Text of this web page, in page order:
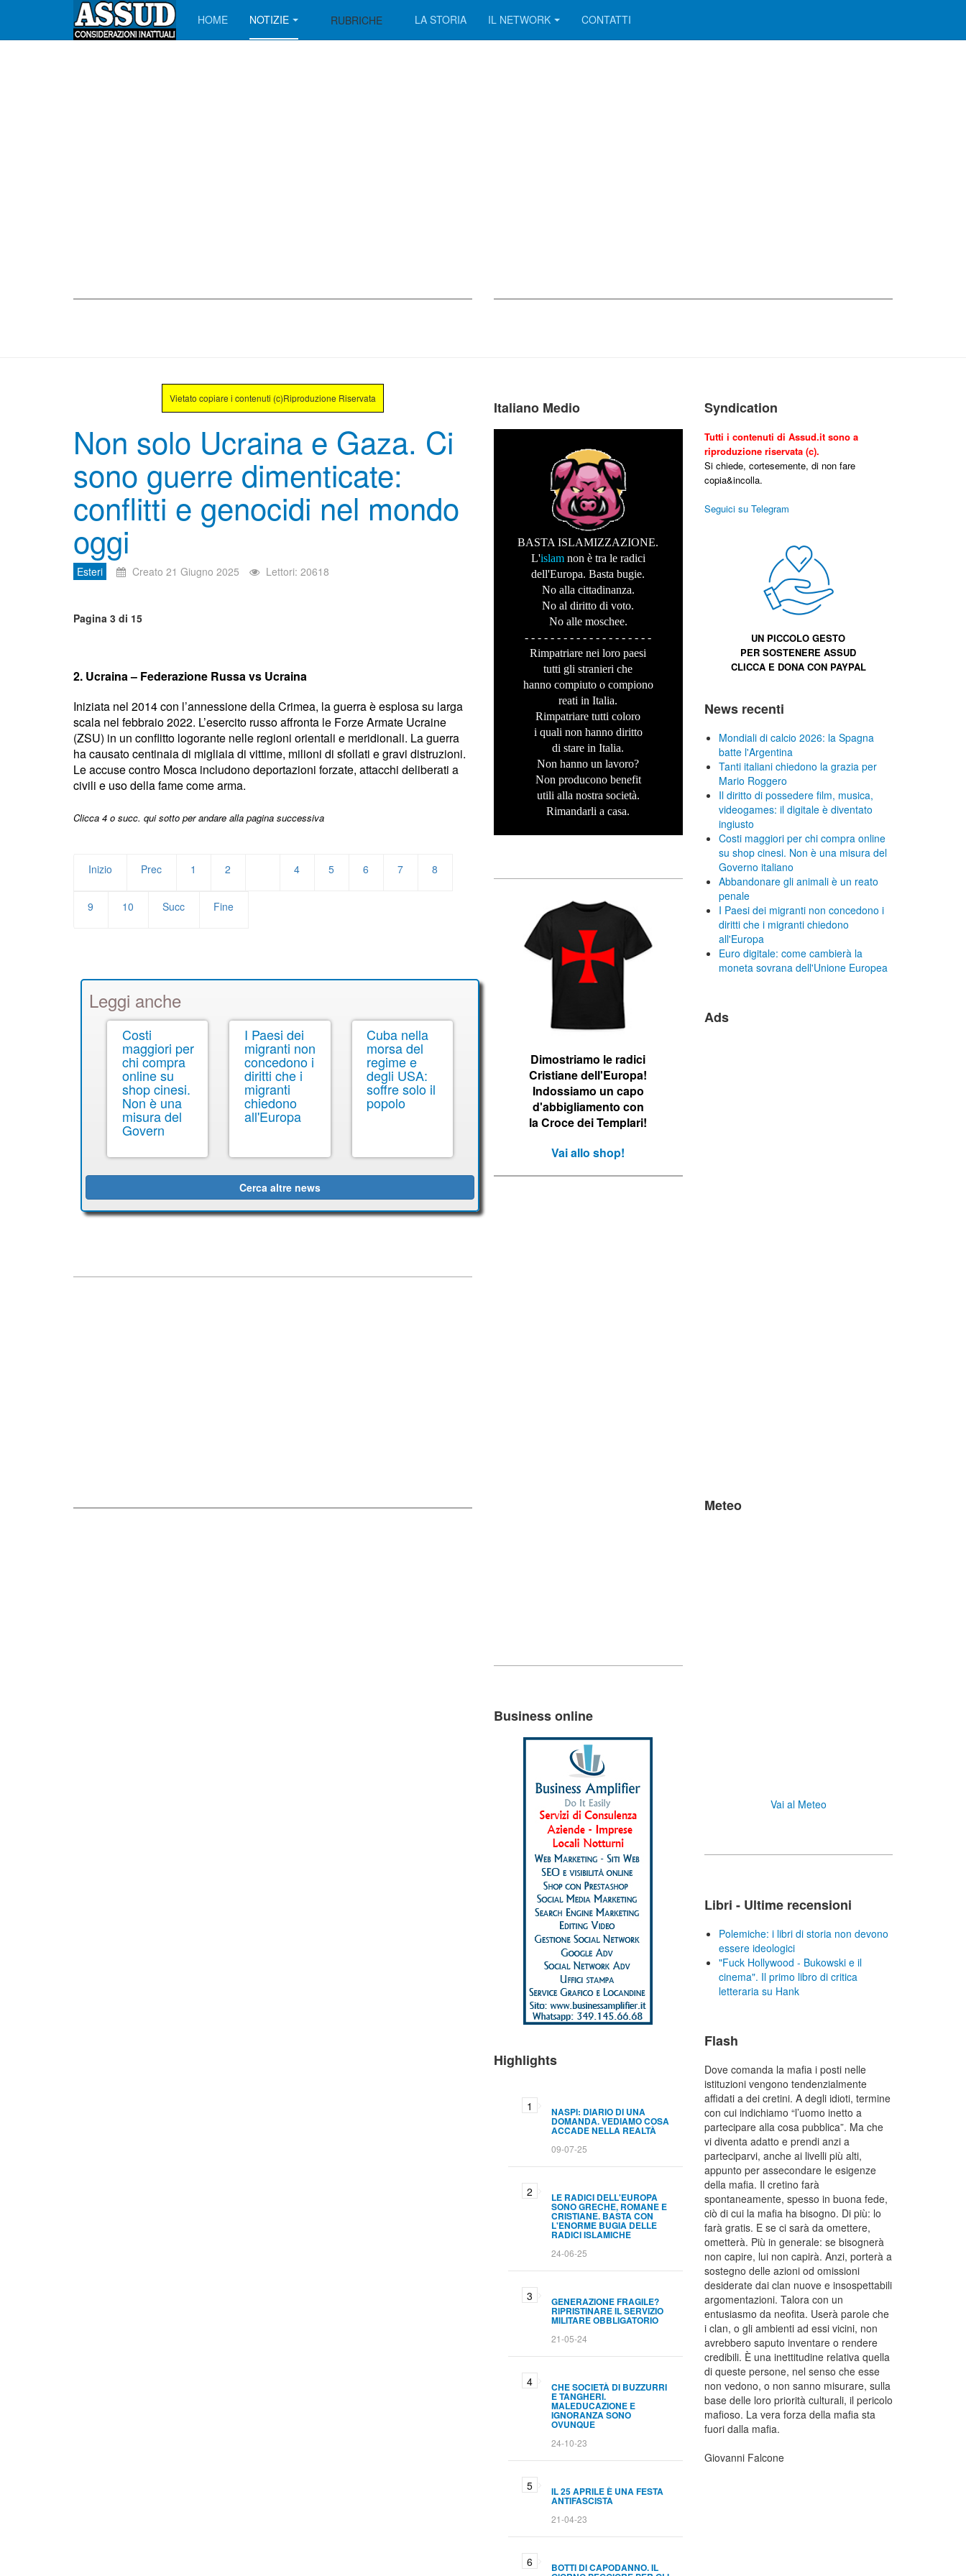
HOME NOTIZIE RUBRICHE LA STORIA IL NETWORK CONTATTI
Vietato copiare i contenuti (c)Riproduzione Riservata
Non solo Ucraina e Gaza. Ci
sono guerre dimenticate:
conflitti e genocidi nel mondo
oggi
Esteri Creato 21 Giugno 2025 Lettori: 20618
Pagina 3 di 15
2. Ucraina – Federazione Russa vs Ucraina
Iniziata nel 2014 con l’annessione della Crimea, la guerra è esplosa su larga
scala nel febbraio 2022. L’esercito russo affronta le Forze Armate Ucraine
(ZSU) in un conflitto logorante nelle regioni orientali e meridionali. La guerra
ha causato centinaia di migliaia di vittime, milioni di sfollati e gravi distruzioni.
Le accuse contro Mosca includono deportazioni forzate, attacchi deliberati a
civili e uso della fame come arma.
Clicca 4 o succ. qui sotto per andare alla pagina successiva
Inizio Prec 1 2 4 5 6 7 8
9 10 Succ Fine
Leggi anche
Costi
maggiori per
chi compra
online su
shop cinesi.
Non è una
misura del
Govern
I Paesi dei
migranti non
concedono i
diritti che i
migranti
chiedono
all'Europa
Cuba nella
morsa del
regime e
degli USA:
soffre solo il
popolo
Cerca altre news
Italiano Medio
BASTA ISLAMIZZAZIONE.
L'islam non è tra le radici
dell'Europa. Basta bugie.
No alla cittadinanza.
No al diritto di voto.
No alle moschee.
- - - - - - - - - - - - - - - - - - - -
Rimpatriare nei loro paesi
tutti gli stranieri che
hanno compiuto o compiono
reati in Italia.
Rimpatriare tutti coloro
i quali non hanno diritto
di stare in Italia.
Non hanno un lavoro?
Non producono benefit
utili alla nostra società.
Rimandarli a casa.
Dimostriamo le radici
Cristiane dell'Europa!
Indossiamo un capo
d'abbigliamento con
la Croce dei Templari!
Vai allo shop!
Business online
Highlights
NASPI: DIARIO DI UNA
DOMANDA. VEDIAMO COSA
ACCADE NELLA REALTÀ
09-07-25
LE RADICI DELL'EUROPA
SONO GRECHE, ROMANE E
CRISTIANE. BASTA CON
L'ENORME BUGIA DELLE
RADICI ISLAMICHE
24-06-25
GENERAZIONE FRAGILE?
RIPRISTINARE IL SERVIZIO
MILITARE OBBLIGATORIO
21-05-24
CHE SOCIETÀ DI BUZZURRI
E TANGHERI.
MALEDUCAZIONE E
IGNORANZA SONO
OVUNQUE
24-10-23
IL 25 APRILE È UNA FESTA
ANTIFASCISTA
21-04-23
BOTTI DI CAPODANNO. IL
Syndication
Tutti i contenuti di Assud.it sono a
riproduzione riservata (c).
Si chiede, cortesemente, di non fare
copia&incolla.
Seguici su Telegram
UN PICCOLO GESTO
PER SOSTENEREASSUD
CLICCA E DONA CON PAYPAL
News recenti
Mondiali di calcio 2026: la Spagna
batte l'Argentina
Tanti italiani chiedono la grazia per
Mario Roggero
Il diritto di possedere film, musica,
videogames: il digitale è diventato
ingiusto
Costi maggiori per chi compra online
su shop cinesi. Non è una misura del
Governo italiano
Abbandonare gli animali è un reato
penale
I Paesi dei migranti non concedono i
diritti che i migranti chiedono
all'Europa
Euro digitale: come cambierà la
moneta sovrana dell'Unione Europea
Ads
Meteo
Vai al Meteo
Libri - Ultime recensioni
Polemiche: i libri di storia non devono
essere ideologici
"Fuck Hollywood - Bukowski e il
cinema". Il primo libro di critica
letteraria su Hank
Flash
Dove comanda la mafia i posti nelle
istituzioni vengono tendenzialmente
affidati a dei cretini. A degli idioti, termine
con cui indichiamo “l’uomo inetto a
partecipare alla cosa pubblica”. Ma che
vi diventa adatto e prendi anzi a
parteciparvi, anche ai livelli più alti,
appunto per assecondare le esigenze
della mafia. Il cretino farà
spontaneamente, spesso in buona fede,
ciò di cui la mafia ha bisogno. Di più: lo
farà gratis. E se ci sarà da omettere,
ometterà. Più in generale: se bisognerà
non capire, lui non capirà. Anzi, porterà a
sostegno delle azioni od omissioni
desiderate dai clan nuove e insospettabili
argomentazioni. Talora con un
entusiasmo da neofita. Userà parole che
i clan, o gli ambienti ad essi vicini, non
avrebbero saputo inventare o rendere
credibili. È una inettitudine relativa quella
di queste persone, nel senso che esse
non vedono, o non sanno misurare, sulla
base delle loro priorità culturali, il pericolo
mafioso. La vera forza della mafia sta
fuori dalla mafia.
Giovanni Falcone